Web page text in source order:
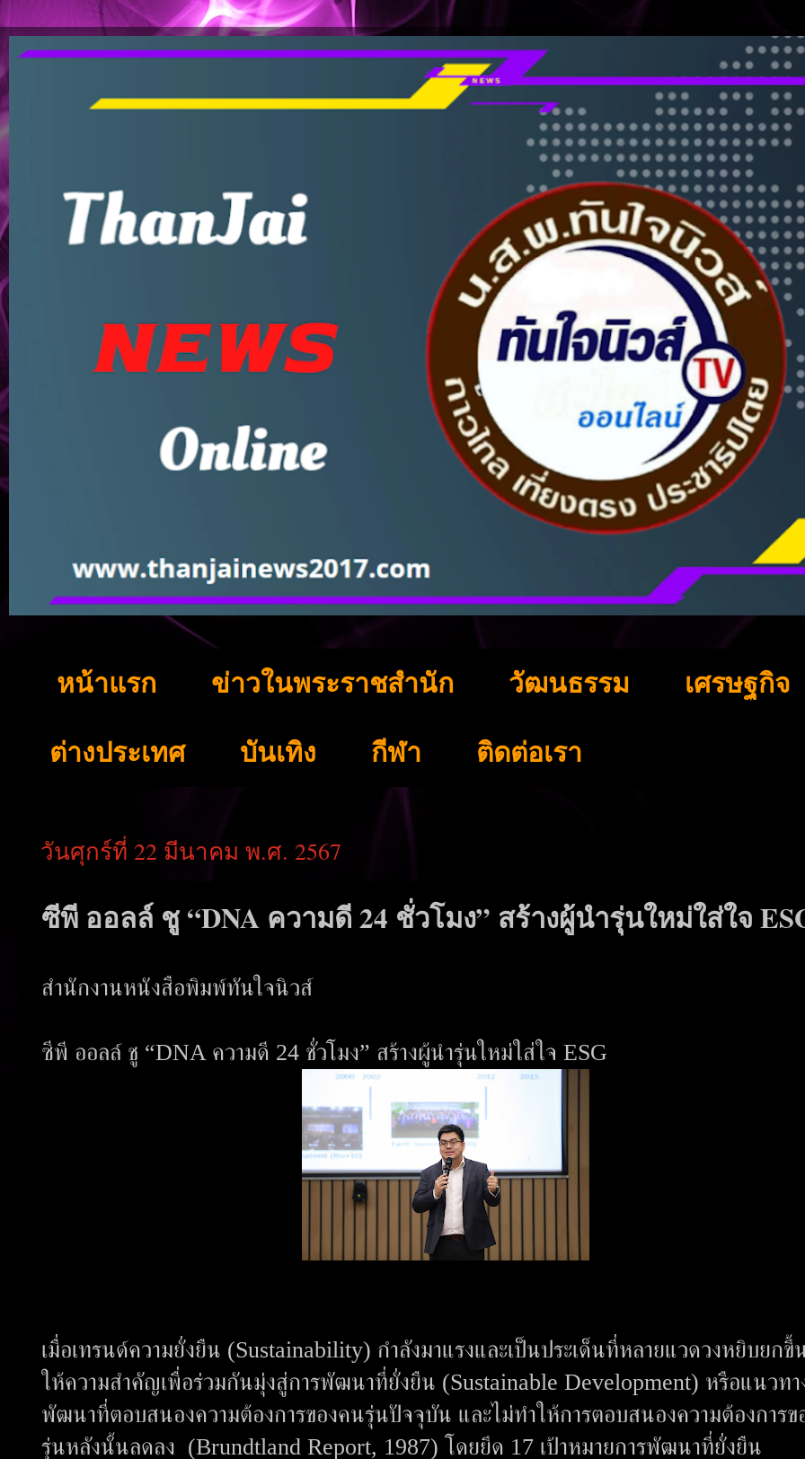
หน้าแรก ข่าวในพระราชสำนัก วัฒนธรรม เศรษฐกิจ
ต่างประเทศ บันเทิง กีฬา ติดต่อเรา
วันศุกร์ที่ 22 มีนาคม พ.ศ. 2567
ซีพี ออลล์ ชู “DNA ความดี 24 ชั่วโมง” สร้างผู้นำรุ่นใหม่ใส่ใจ
สำนักงานหนังสือพิมพ์ทันใจนิวส์
ซีพี ออลล์ ชู “DNA ความดี 24 ชั่วโมง” สร้างผู้นำรุ่นใหม่ใส่ใจ ESG
เมื่อเทรนด์ความยั่งยืน (Sustainability) กำลังมาแรงและเป็นประเด็นที่หลายแวดวงหยิบยกขึ้
ให้ความสำคัญเพื่อร่วมกันมุ่งสู่การพัฒนาที่ยั่งยืน (Sustainable Development) หรือแนวทา
พัฒนาที่ตอบสนองความต้องการของคนรุ่นปัจจุบัน และไม่ทำให้การตอบสนองความต้องการข
รุ่นหลังนั้นลดลง (Brundtland Report, 1987) โดยยึด 17 เป้าหมายการพัฒนาที่ยั่งยืน